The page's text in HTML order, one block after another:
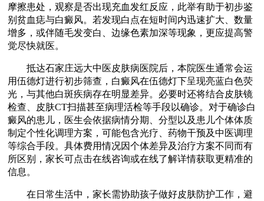
摩擦患处，观察是否出现充血发红反应，此举有助于初步鉴
别贫血痣与白癜风。若发现白点在短时间内迅速扩大、数量
增多，或伴随毛发变白、边缘色素加深等现象，更应提高警
觉尽快就医。
抵达石家庄远大中医皮肤病医院后，本院医生通常会运
用伍德灯进行初步筛查，白癜风在伍德灯下呈现亮蓝白色荧
光，与其他白斑疾病存在明显差异。必要时还将结合皮肤镜
检查、皮肤CT扫描甚至病理活检等手段以确诊。对于确诊白
癜风的患儿，医生会依据病情分期、分型以及患儿个体体质
制定个性化调理方案，可能包含光疗、药物干预及中医调理
等综合手段。具体费用情况因个体差异及治疗方案不同而有
所区别，家长可点击在线咨询或在线了解详情获取更精准的
信息。
在日常生活中，家长需协助孩子做好皮肤防护工作，避